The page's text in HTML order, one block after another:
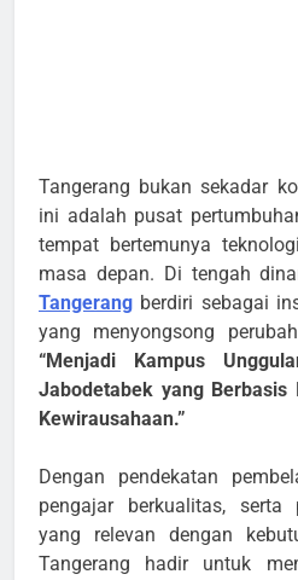
Tangerang bukan sekadar
ini adalah pusat
tempat bertemunya
masa depan. Di tengah
Tangerang berdiri sebagai
yang menyongsong
“Menjadi Kampus
Jabodetabek yang Berbasis
Kewirausahaan.”
Dengan pendekatan
pengajar berkualitas, serta
yang relevan dengan
Tangerang hadir untuk